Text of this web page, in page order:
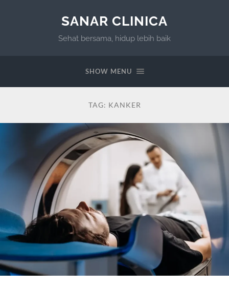
SANAR CLINICA
Sehat bersama, hidup lebih baik
SHOW MENU
TAG: KANKER